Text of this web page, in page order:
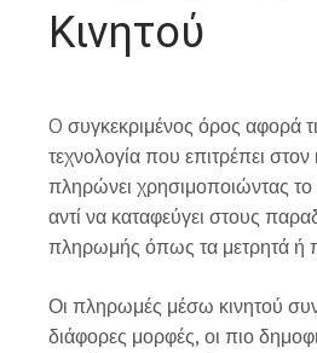
Κινητού
O συγκεκριμένος όρος αφορά
τεχνολογία που επιτρέπει
πληρώνει χρησιμοποιώντας το
αντί να καταφεύγει στους
πληρωμής όπως τα μετρητά ή
Οι πληρωμές μέσω κινητού
διάφορες μορφές, οι πιο